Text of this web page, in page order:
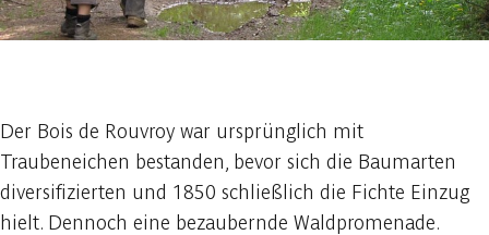
Der Bois de Rouvroy war ursprünglich mit
Traubeneichen bestanden, bevor sich die Baumarten
diversifizierten und 1850 schließlich die Fichte Einzug
hielt. Dennoch eine bezaubernde Waldpromenade.